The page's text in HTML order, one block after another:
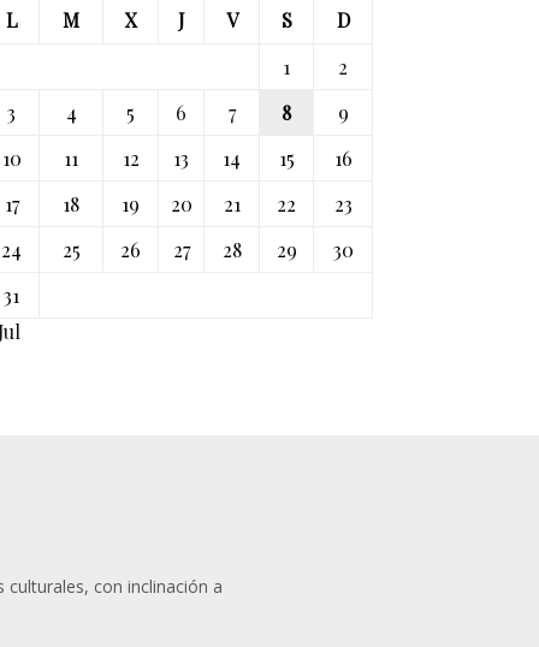
L
M X J V S
D
1
2
3
4 5 6 7 8
9
10
11 12 13 14 15
16
17
18 19 20 21 22
23
24
25 26 27 28 29
30
31
con inclinación a